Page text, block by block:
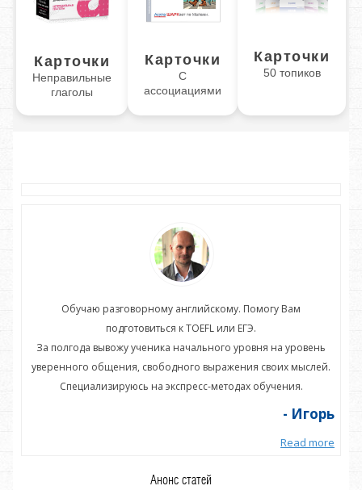
Карточки
Неправильные
глаголы
Карточки
С
ассоциациями
Карточки
50 топиков
Обучаю разговорному английскому. Помогу Вам
подготовиться к TOEFL или ЕГЭ.
За полгода вывожу ученика начального уровня на уровень
уверенного общения, свободного выражения своих мыслей.
Специализируюсь на экспресс-методах обучения.
- Игорь
Read more
Анонс статей